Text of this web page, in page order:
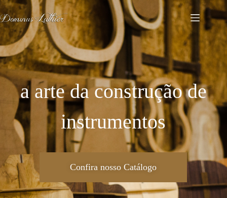
a arte da construção de
instrumentos
Confira nosso Catálogo